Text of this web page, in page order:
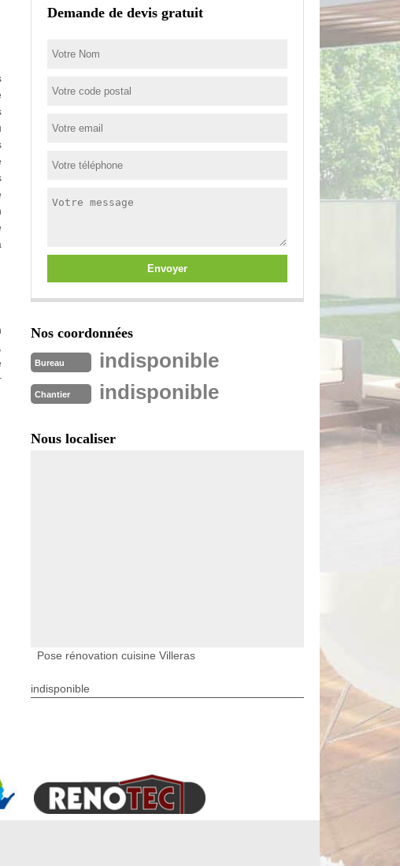
Demande de devis gratuit
Nos coordonnées
Bureau indisponible
Chantier indisponible
Nous localiser
Pose rénovation cuisine Villeras
indisponible